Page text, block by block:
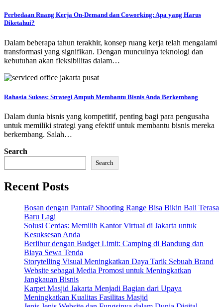
Perbedaan Ruang Kerja On-Demand dan Coworking: Apa yang Harus
Diketahui?
Dalam beberapa tahun terakhir, konsep ruang kerja telah mengalami
transformasi yang signifikan. Dengan munculnya teknologi dan
kebutuhan akan fleksibilitas dalam…
Rahasia Sukses: Strategi Ampuh Membantu Bisnis Anda Berkembang
Dalam dunia bisnis yang kompetitif, penting bagi para pengusaha
untuk memiliki strategi yang efektif untuk membantu bisnis mereka
berkembang. Salah…
Search
Search
Recent Posts
Bosan dengan Pantai? Shooting Range Bisa Bikin Bali Terasa
Baru Lagi
Solusi Cerdas: Memilih Kantor Virtual di Jakarta untuk
Kesuksesan Anda
Berlibur dengan Budget Limit: Camping di Bandung dan
Biaya Sewa Tenda
Storytelling Visual Meningkatkan Daya Tarik Sebuah Brand
Website sebagai Media Promosi untuk Meningkatkan
Jangkauan Bisnis
Karpet Masjid Jakarta Menjadi Bagian dari Upaya
Meningkatkan Kualitas Fasilitas Masjid